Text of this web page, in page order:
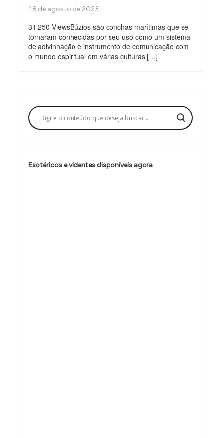
31.250 ViewsBúzios são conchas marítimas que se
tornaram conhecidas por seu uso como um sistema
de adivinhação e instrumento de comunicação com
o mundo espiritual em várias culturas […]
Esotéricos e videntes disponíveis agora